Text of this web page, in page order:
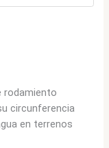
rodamiento
circunferencia
en terrenos